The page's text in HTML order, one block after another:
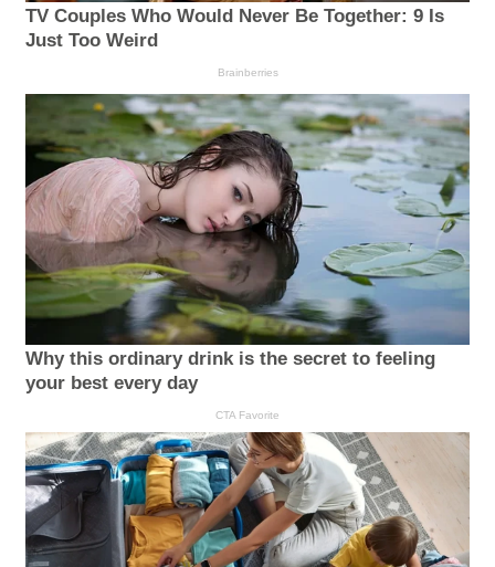
TV Couples Who Would Never Be Together: 9 Is
Just Too Weird
Brainberries
Why this ordinary drink is the secret to feeling
your best every day
CTA Favorite